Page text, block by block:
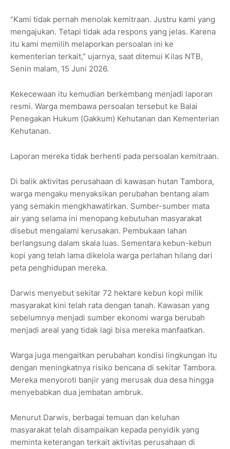
“Kami tidak pernah menolak kemitraan. Justru kami yang
mengajukan. Tetapi tidak ada respons yang jelas. Karena
itu kami memilih melaporkan persoalan ini ke
kementerian terkait,” ujarnya, saat ditemui Kilas NTB,
Senin malam, 15 Juni 2026.
Kekecewaan itu kemudian berkembang menjadi laporan
resmi. Warga membawa persoalan tersebut ke Balai
Penegakan Hukum (Gakkum) Kehutanan dan Kementerian
Kehutanan.
Laporan mereka tidak berhenti pada persoalan kemitraan.
Di balik aktivitas perusahaan di kawasan hutan Tambora,
warga mengaku menyaksikan perubahan bentang alam
yang semakin mengkhawatirkan. Sumber-sumber mata
air yang selama ini menopang kebutuhan masyarakat
disebut mengalami kerusakan. Pembukaan lahan
berlangsung dalam skala luas. Sementara kebun-kebun
kopi yang telah lama dikelola warga perlahan hilang dari
peta penghidupan mereka.
Darwis menyebut sekitar 72 hektare kebun kopi milik
masyarakat kini telah rata dengan tanah. Kawasan yang
sebelumnya menjadi sumber ekonomi warga berubah
menjadi areal yang tidak lagi bisa mereka manfaatkan.
Warga juga mengaitkan perubahan kondisi lingkungan itu
dengan meningkatnya risiko bencana di sekitar Tambora.
Mereka menyoroti banjir yang merusak dua desa hingga
menyebabkan dua jembatan ambruk.
Menurut Darwis, berbagai temuan dan keluhan
masyarakat telah disampaikan kepada penyidik yang
meminta keterangan terkait aktivitas perusahaan di